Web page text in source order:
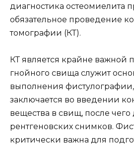
диагностика остеомиелита
обязательное проведение
томографии (КТ).
КТ является крайне важной
гнойного свища служит
выполнения фистулографии,
заключается во введении
вещества в свищ, после
рентгеновских снимков.
критически важна для